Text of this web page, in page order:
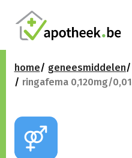
home geneesmiddelen
ringafema 0,120mg/